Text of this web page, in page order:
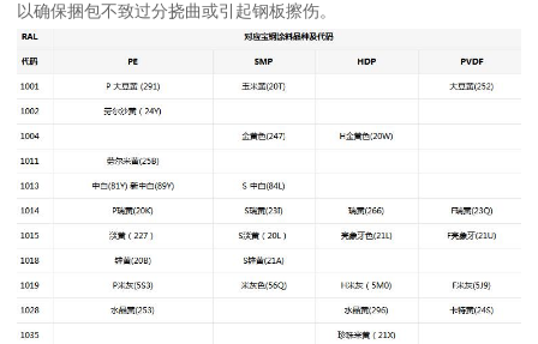
以确保捆包不致过分挠曲或引起钢板擦伤。